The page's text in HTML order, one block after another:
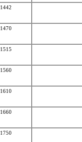
1442
1470
1515
1560
1610
1660
1750